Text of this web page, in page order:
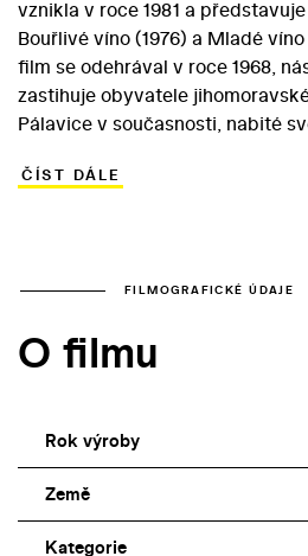
vznikla v roce 1981 a
Bouřlivé víno (1976) a Mladé
film se odehrával v roce 1968,
zastihuje obyvatele
Pálavice v současnosti, nabité
Janák. Ten má tentokrát potíže
nábytku. Janákův žlučník
proběhne úspěšně a družstevní
ČÍST DÁLE
FILMOGRAFICKÉ ÚDAJE
O filmu
Rok výroby
Země
Kategorie